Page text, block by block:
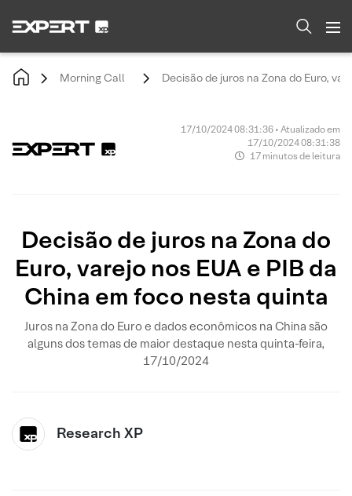
Morning Call Decisão de juros na Zona do Euro,
17/10/2024 08:31:36 • Atualizado em
17/10/2024 08:31:38
17 minutos de leitura
Decisão de juros na Zona do
Euro, varejo nos EUA e PIB da
China em foco nesta quinta
Juros na Zona do Euro e dados econômicos na China são
alguns dos temas de maior destaque nesta quinta-feira,
17/10/2024
Research XP